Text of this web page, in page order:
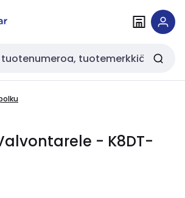
- K8DT-